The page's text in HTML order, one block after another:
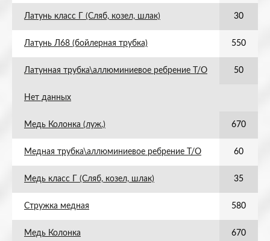
Латунь класс Г (Сляб, козел, шлак) 30
Латунь Л68 (бойлерная трубка) 550
Латунная трубка\аллюминиевое ребрение Т/О 50
Нет данных
Медь Колонка (луж.) 670
Медная трубка\аллюминиевое ребрение Т/О 60
Медь класс Г (Сляб, козел, шлак) 35
Стружка медная 580
Медь Колонка 670